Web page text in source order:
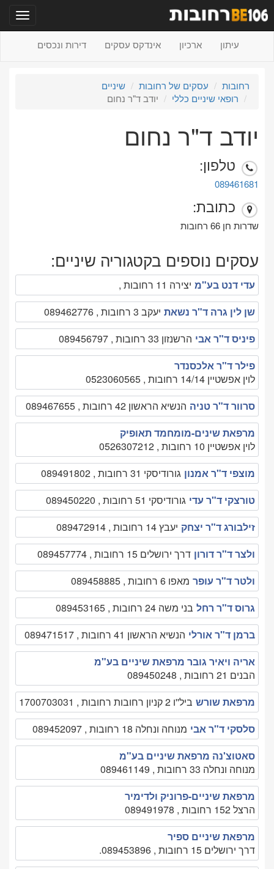
עיתון ארכיון אינדקס עסקים דירות ונכסים
רחובות עסקים של רחובות
שיניים
רופאי שיניים כללי
יודב ד"ר נחום
יודב ד"ר נחום
טלפון:
089461681
כתובת:
שדרות חן 66 רחובות
עסקים נוספים בקטגוריה שיניים:
עדי דנט בע"מ יצירה 11 רחובות ,
שן לין גרה ד"ר נשאת יעקב 3 רחובות , 089462776
פיניס ד"ר אבי הרשנזון 33 רחובות , 089456797
פילר ד"ר אלכסנדר
לוין אפשטיין 14/14 רחובות , 0523060565
סרוור ד"ר טניה הנשיא הראשון 42 רחובות , 089467655
מרפאת שינים-מומחמד תאופיק
לוין אפשטיין 10 רחובות , 0526307212
מוצפי ד"ר אמנון גורודיסקי 31 רחובות , 089491802
טורצקי ד"ר עדי גורודיסקי 51 רחובות , 089450220
זילבורג ד"ר יצחק יעבץ 14 רחובות , 089472914
ולצר ד"ר דורון דרך ירושלים 15 רחובות , 089457774
ולטר ד"ר עופר מאפו 6 רחובות , 089458885
גרוס ד"ר רחל בני משה 24 רחובות , 089453165
ברמן ד"ר אורלי הנשיא הראשון 41 רחובות , 089471517
אריה ויאיר גובר מרפאת שיניים בע"מ
הבנים 21 רחובות , 089450248
מרפאת שורש ביל''ו 2 קניון רחובות רחובות , 1700703031
סלסקי ד"ר אבי מנוחה ונחלה 18 רחובות , 089452097
סאטוצ'נה מרפאת שיניים בע"מ
מנוחה ונחלה 33 רחובות , 089461149
מרפאת שיניים-פרוניק ולדימיר
הרצל 152 רחובות , 089491978
מרפאת שיניים ספיר
דרך ירושלים 15 רחובות , 089453896.